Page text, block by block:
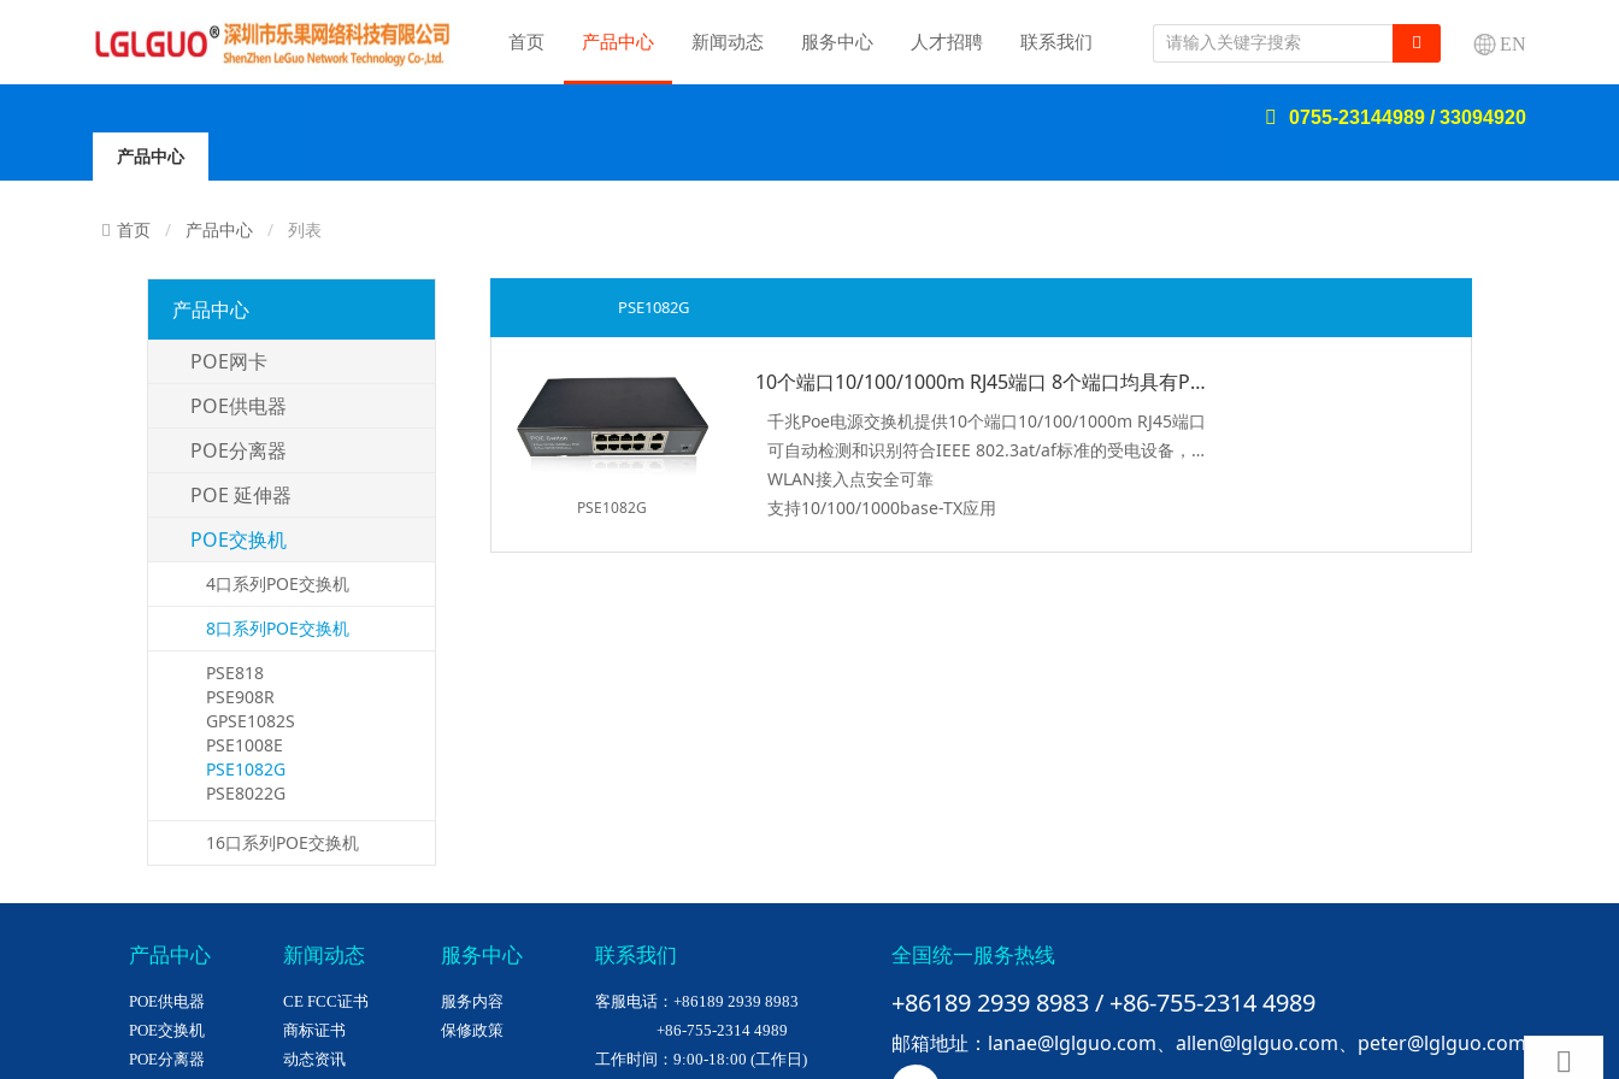
首页 产品中心 新闻动态 服务中心 人才招聘 联系我们 EN
产品中心
0755-23144989 / 33094920
首页 产品中心 列表
产品中心
POE网卡
POE供电器
POE分离器
POE 延伸器
POE交换机
4口系列POE交换机
8口系列POE交换机
PSE818
PSE908R
GPSE1082S
PSE1008E
PSE1082G
PSE8022G
16口系列POE交换机
PSE1082G
PSE1082G
10个端口10/100/1000m RJ45端口 8个端口均具有Poe功能，支持3at/af标准
千兆Poe电源交换机提供10个端口10/100/1000m RJ45端口
可自动检测和识别符合IEEE 802.3at/af标准的受电设备，并通过网线向其供电
WLAN接入点安全可靠
支持10/100/1000base-TX应用
产品中心
POE供电器
POE交换机
POE分离器
新闻动态
CE FCC证书
商标证书
动态资讯
服务中心
服务内容
保修政策
联系我们
客服电话：+86189 2939 8983
+86-755-2314 4989
工作时间：9:00-18:00 (工作日)
全国统一服务热线
+86189 2939 8983 / +86-755-2314 4989
邮箱地址：lanae@lglguo.com、allen@lglguo.com、peter@lglguo.com